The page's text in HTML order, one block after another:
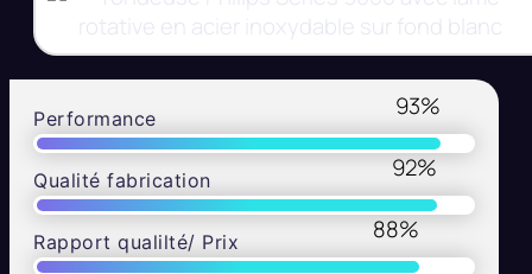
Performance 93%
Qualité fabrication 92%
Rapport qualilté/ Prix 88%